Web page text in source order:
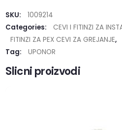
SKU:
1009214
Categories:
CEVI I FITINZI ZA
FITINZI ZA PEX CEVI ZA GREJANJE,
Tag:
UPONOR
Slicni proizvodi